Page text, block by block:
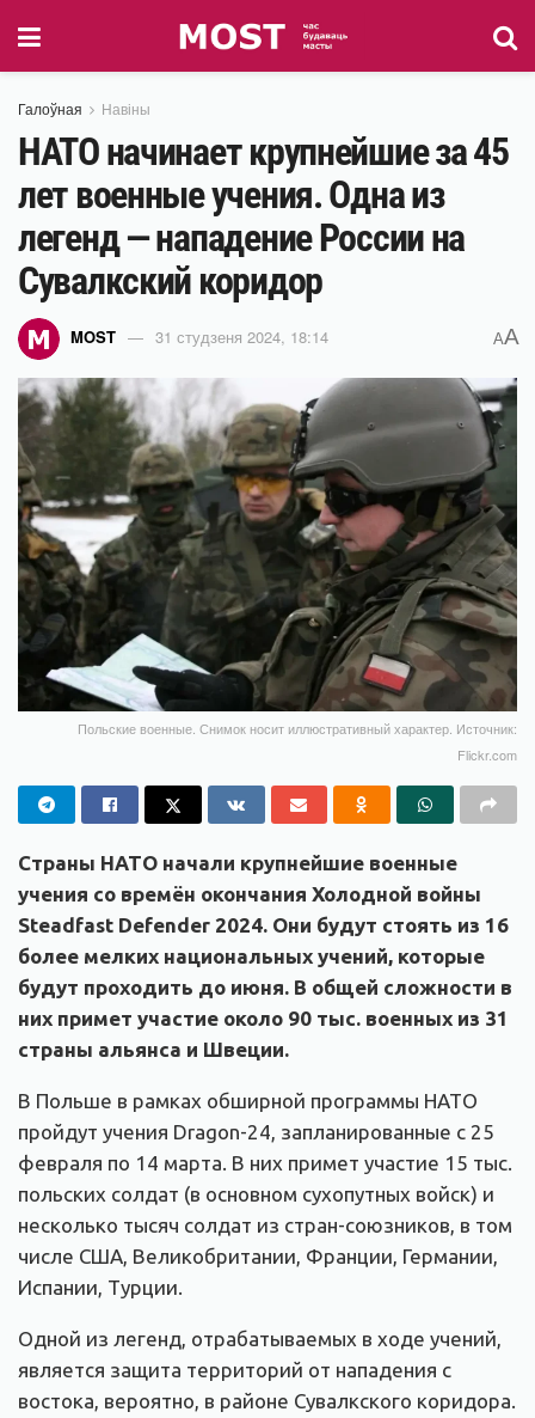
Галоўная Навіны
НАТО начинает крупнейшие за 45
лет военные учения. Одна из
легенд — нападение России на
Сувалкский коридор
MOST 31 студзеня 2024, 18:14 AA
Польские военные. Снимок носит иллюстративный характер. Источник:
Flickr.com
Страны НАТО начали крупнейшие военные
учения со времён окончания Холодной войны
Steadfast Defender 2024. Они будут стоять из 16
более мелких национальных учений, которые
будут проходить до июня. В общей сложности в
них примет участие около 90 тыс. военных из 31
страны альянса и Швеции.
В Польше в рамках обширной программы НАТО
пройдут учения Dragon-24, запланированные с 25
февраля по 14 марта. В них примет участие 15 тыс.
польских солдат (в основном сухопутных войск) и
несколько тысяч солдат из стран-союзников, в том
числе США, Великобритании, Франции, Германии,
Испании, Турции.
Одной из легенд, отрабатываемых в ходе учений,
является защита территорий от нападения с
востока, вероятно, в районе Сувалкского коридора.